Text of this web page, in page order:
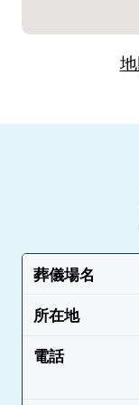
葬儀場名
所在地
電話